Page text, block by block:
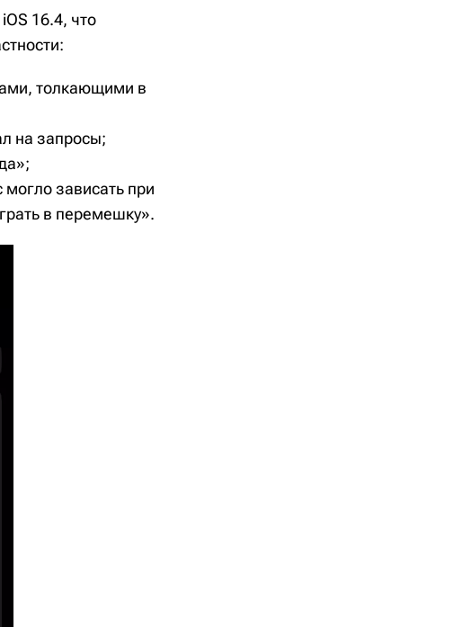
16.4, что
толкающими в
на запросы;
зависать при
в перемешку».